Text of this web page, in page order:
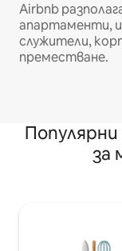
Airbnb
апартаменти,
служители,
преместване.
за